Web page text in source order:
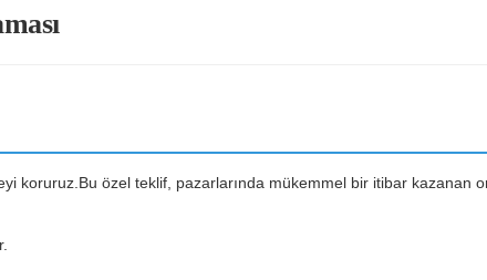
koruruz.Bu özel teklif, pazarlarında mükemmel bir itibar kazanan